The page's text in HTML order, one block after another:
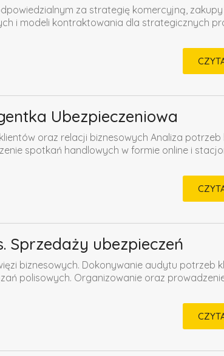
za strategię komercyjną,
i modeli kontraktowania dla strategicznych
Ubezpieczeniowa
oraz relacji biznesowych Analiza
spotkań handlowych w formie online i
Sprzedaży ubezpieczeń
biznesowych. Dokonywanie audytu potrzeb
polisowych. Organizowanie oraz